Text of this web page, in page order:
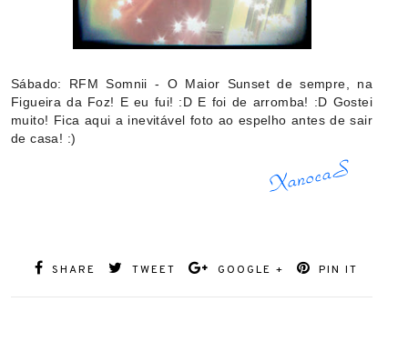
Sábado: RFM Somnii - O Maior Sunset de sempre, na
Figueira da Foz! E eu fui! :D E foi de arromba! :D Gostei
muito! Fica aqui a inevitável foto ao espelho antes de sair
de casa! :)
SHARE TWEET GOOGLE + PIN IT